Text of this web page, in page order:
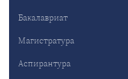
Бакалавриат
Магистратура
Аспирантура